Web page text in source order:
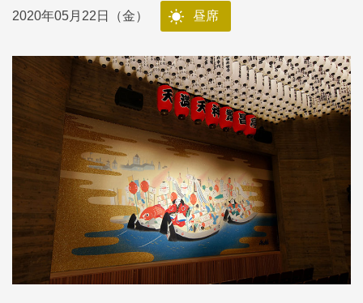
2020年05月22日（金） 昼席